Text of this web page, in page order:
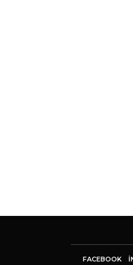
FACEBOOK